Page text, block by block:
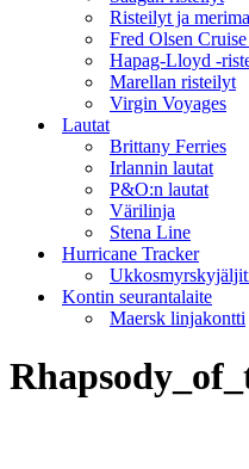
Risteilyt ja
Fred Olsen
Hapag-Lloyd -
Marellan risteilyt
Virgin Voyages
Lautat
Brittany Ferries
Irlannin lautat
P&O:n lautat
Värilinja
Stena Line
Hurricane Tracker
Kontin seurantalaite
Maersk linjakontti